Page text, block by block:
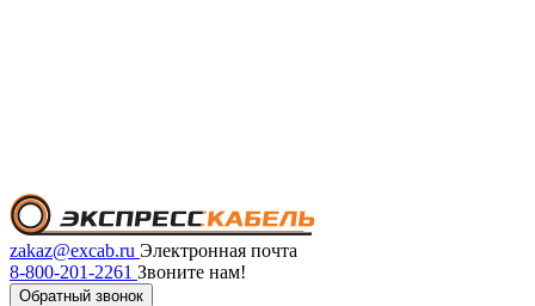
zakaz@excab.ru Электронная почта
8-800-201-2261 Звоните нам!
Обратный звонок